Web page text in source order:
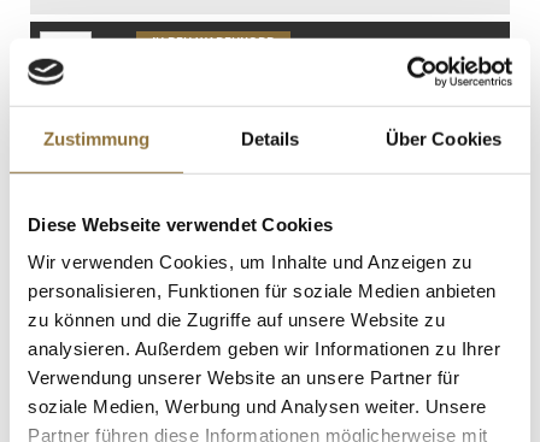
Zustimmung Details Über Cookies
Diese Webseite verwendet Cookies
Wir verwenden Cookies, um Inhalte und Anzeigen zu
personalisieren, Funktionen für soziale Medien anbieten
zu können und die Zugriffe auf unsere Website zu
analysieren. Außerdem geben wir Informationen zu Ihrer
Verwendung unserer Website an unsere Partner für
soziale Medien, Werbung und Analysen weiter. Unsere
Partner führen diese Informationen möglicherweise mit
St.
LEBENSMITTELKENNZEICHNUNGEN
Original Tessiner Aprikosen-Senf-Sauce,
Wolfram Berge, 200 ml
Art.Nr.:26904
€ 9,90
St.